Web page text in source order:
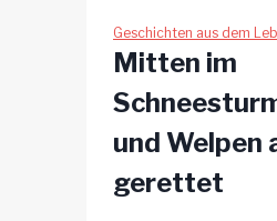
Geschichten aus dem
Mitten im
und Welpen
gerettet